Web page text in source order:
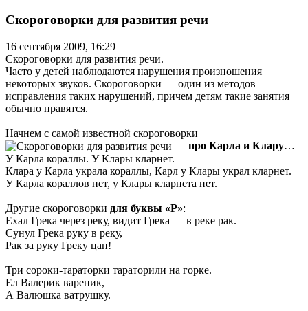
Скороговорки для развития речи
16 сентября 2009, 16:29
Скороговорки для развития речи.
Часто у детей наблюдаются нарушения произношения
некоторых звуков. Скороговорки — один из методов
исправления таких нарушений, причем детям такие занятия
обычно нравятся.
Начнем с самой известной скороговорки
— про Карла и Клару…
У Карла кораллы. У Клары кларнет.
Клара у Карла украла кораллы, Карл у Клары украл кларнет.
У Карла кораллов нет, у Клары кларнета нет.
Другие скороговорки для буквы «Р»:
Ехал Грека через реку, видит Грека — в реке рак.
Сунул Грека руку в реку,
Рак за руку Греку цап!
Три сороки-тараторки тараторили на горке.
Ел Валерик вареник,
А Валюшка ватрушку.